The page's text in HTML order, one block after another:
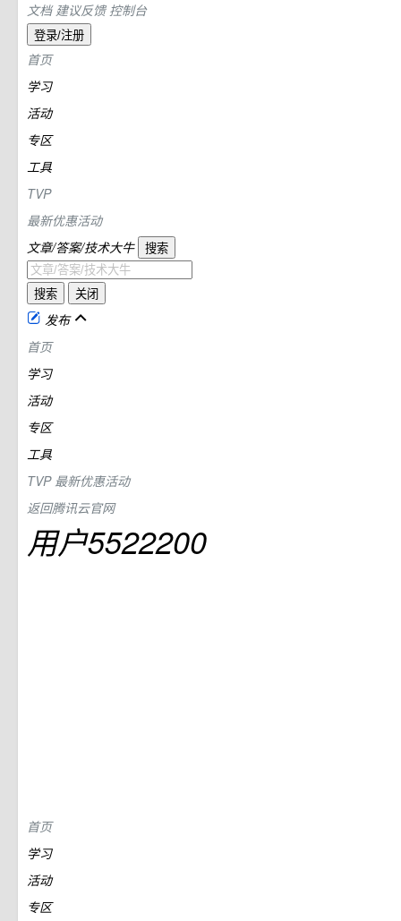
文档建议反馈 控制台
登录/注册
首页
学习
活动
专区
工具
TVP
最新优惠活动
文章/答案/技术大牛
搜索
搜索 关闭
发布
首页
学习
活动
专区
工具
TVP 最新优惠活动
返回腾讯云官网
用户5522200
首页
学习
活动
专区